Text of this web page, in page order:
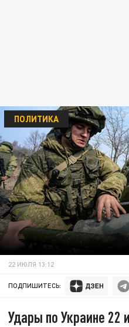
ПОЛИТИКА
22 ИЮЛЯ 13:12
ПОДПИШИТЕСЬ:
Удары по Украине 22